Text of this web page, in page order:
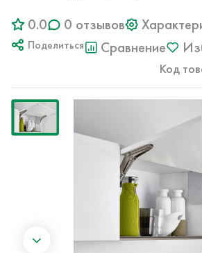
0.0 0 отзывов
Поделиться Сравнение
Код